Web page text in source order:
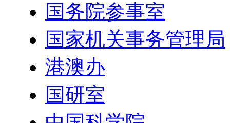
国务院参事室
国家机关事务管理局
港澳办
国研室